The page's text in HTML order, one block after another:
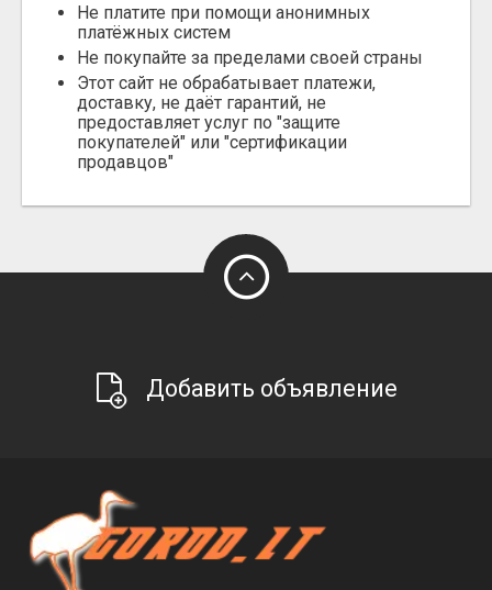
Не платите при помощи анонимных
платёжных систем
Не покупайте за пределами своей страны
Этот сайт не обрабатывает платежи,
доставку, не даёт гарантий, не
предоставляет услуг по "защите
покупателей" или "сертификации
продавцов"
Добавить объявление